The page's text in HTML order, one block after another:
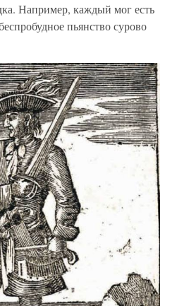
Например, каждый мог есть
пьянство сурово